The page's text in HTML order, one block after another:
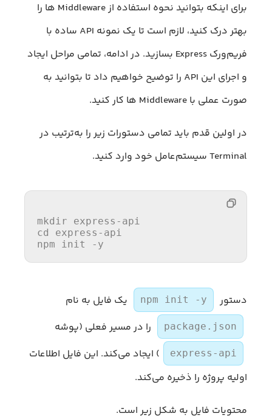
برای اینکه بتوانید نحوه استفاده از Middleware ها را
بهتر درک کنید، لازم است تا یک نمونه API ساده با
فریم‌ورک Express بسازید. در ادامه، تمامی مراحل ایجاد
و اجرای این API را توضیح خواهیم داد تا بتوانید به
صورت عملی با Middleware ها کار کنید.
در اولین قدم باید تمامی دستورات زیر را به‌ترتیب در
Terminal سیستم‌عامل خود وارد کنید.
mkdir
cd
express-api
npm init -y
دستور npm init -y یک فایل به نام
package.json را در مسیر فعلی (پوشه‌
express-api
) ایجاد می‌کند. این فایل اطلاعات
اولیه‌ پروژه را ذخیره می‌کند.
محتویات فایل به شکل زیر است.